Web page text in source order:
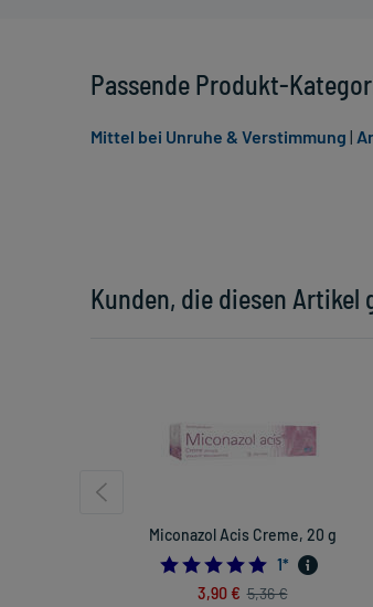
Kunden, die diesen
Miconazol Acis Creme, 20 g
5.0
1*
3,90 € 5,36 €
Passende Produkt-
Mittel bei Unruhe & Verstimmung |